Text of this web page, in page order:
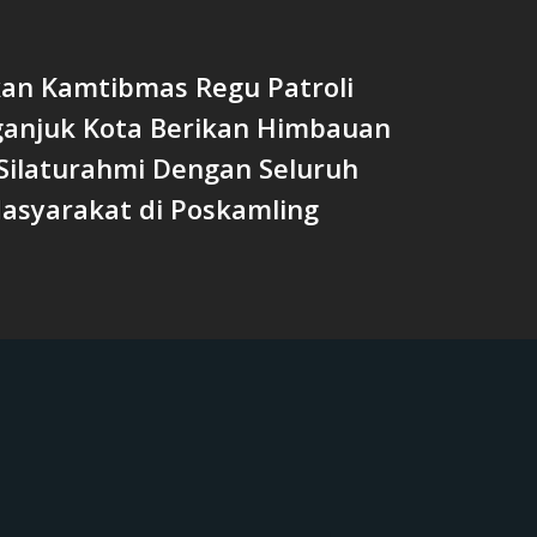
Kamtibmas Regu Patroli
Kota Berikan Himbauan
Dengan Seluruh
di Poskamling